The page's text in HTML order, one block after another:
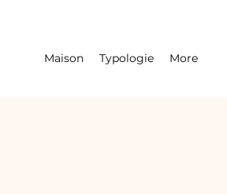
Maison Typologie More